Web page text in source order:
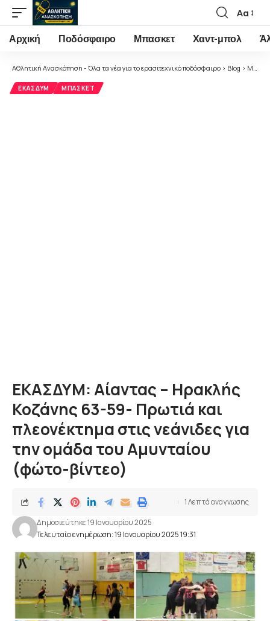
Font
Resizer
Αα
Αρχική Ποδόσφαιρο Μπασκετ Χαντ-μπολ
Αθλητική Ανασκόπηση - Όλα τα νέα για το ερασιτεχνικό ποδόσφαιρο > Blog > Μπάσκετ
ΕΚΑΣΔΥΜ ΜΠΆΣΚΕΤ
ΕΚΑΣΔΥΜ: Αίαντας – Ηρακλής
Κοζάνης 63-59- Πρωτιά και
πλεονέκτημα στις νεάνιδες για
την ομάδα του Αμυνταίου
(φώτο-βίντεο)
Τελευταία ενημέρωση: 19 Ιανουαρίου 2025 19:31
Δημοσιεύτηκε 19 Ιανουαρίου 2025
1 Λεπτά αναγνωσης